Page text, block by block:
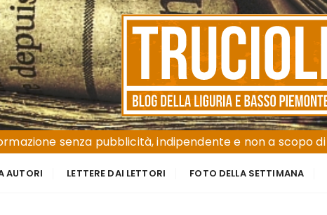
senza pubblicità, indipendente e non a scopo
AUTORI LETTERE DAI LETTORI FOTO DELLA SETTIMANA